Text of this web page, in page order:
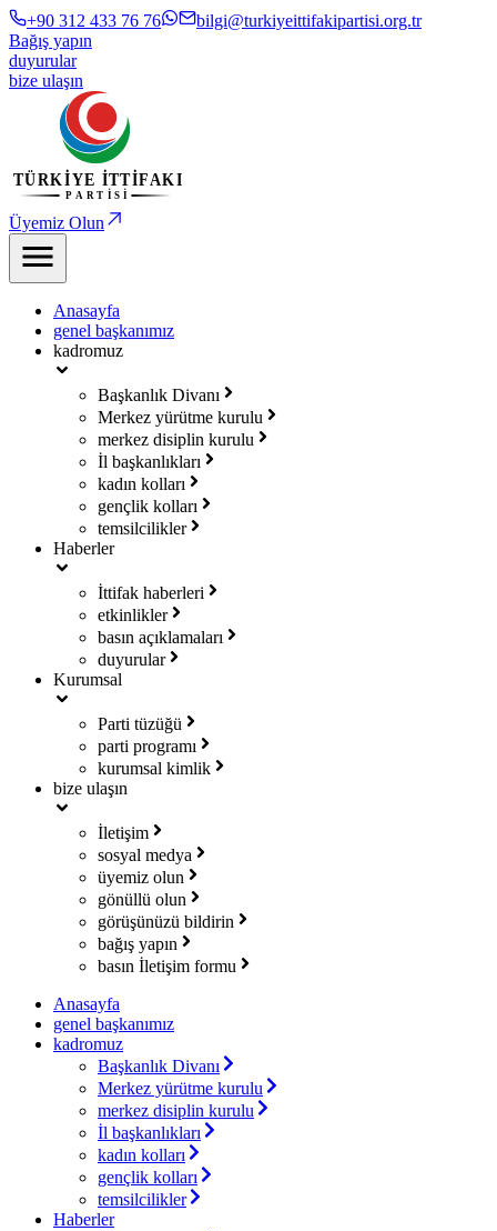
+90 312 433 76 76
bilgi@turkiyeittifakipartisi.org.tr
Bağış yapın
duyurular
bize ulaşın
Üyemiz Olun
Anasayfa
genel başkanımız
kadromuz
Başkanlık Divanı
Merkez yürütme kurulu
merkez disiplin kurulu
İl başkanlıkları
kadın kolları
gençlik kolları
temsilcilikler
Haberler
İttifak haberleri
etkinlikler
basın açıklamaları
duyurular
Kurumsal
Parti tüzüğü
parti programı
kurumsal kimlik
bize ulaşın
İletişim
sosyal medya
üyemiz olun
gönüllü olun
görüşünüzü bildirin
bağış yapın
basın İletişim formu
Anasayfa
genel başkanımız
kadromuz
Başkanlık Divanı
Merkez yürütme kurulu
merkez disiplin kurulu
İl başkanlıkları
kadın kolları
gençlik kolları
temsilcilikler
Haberler